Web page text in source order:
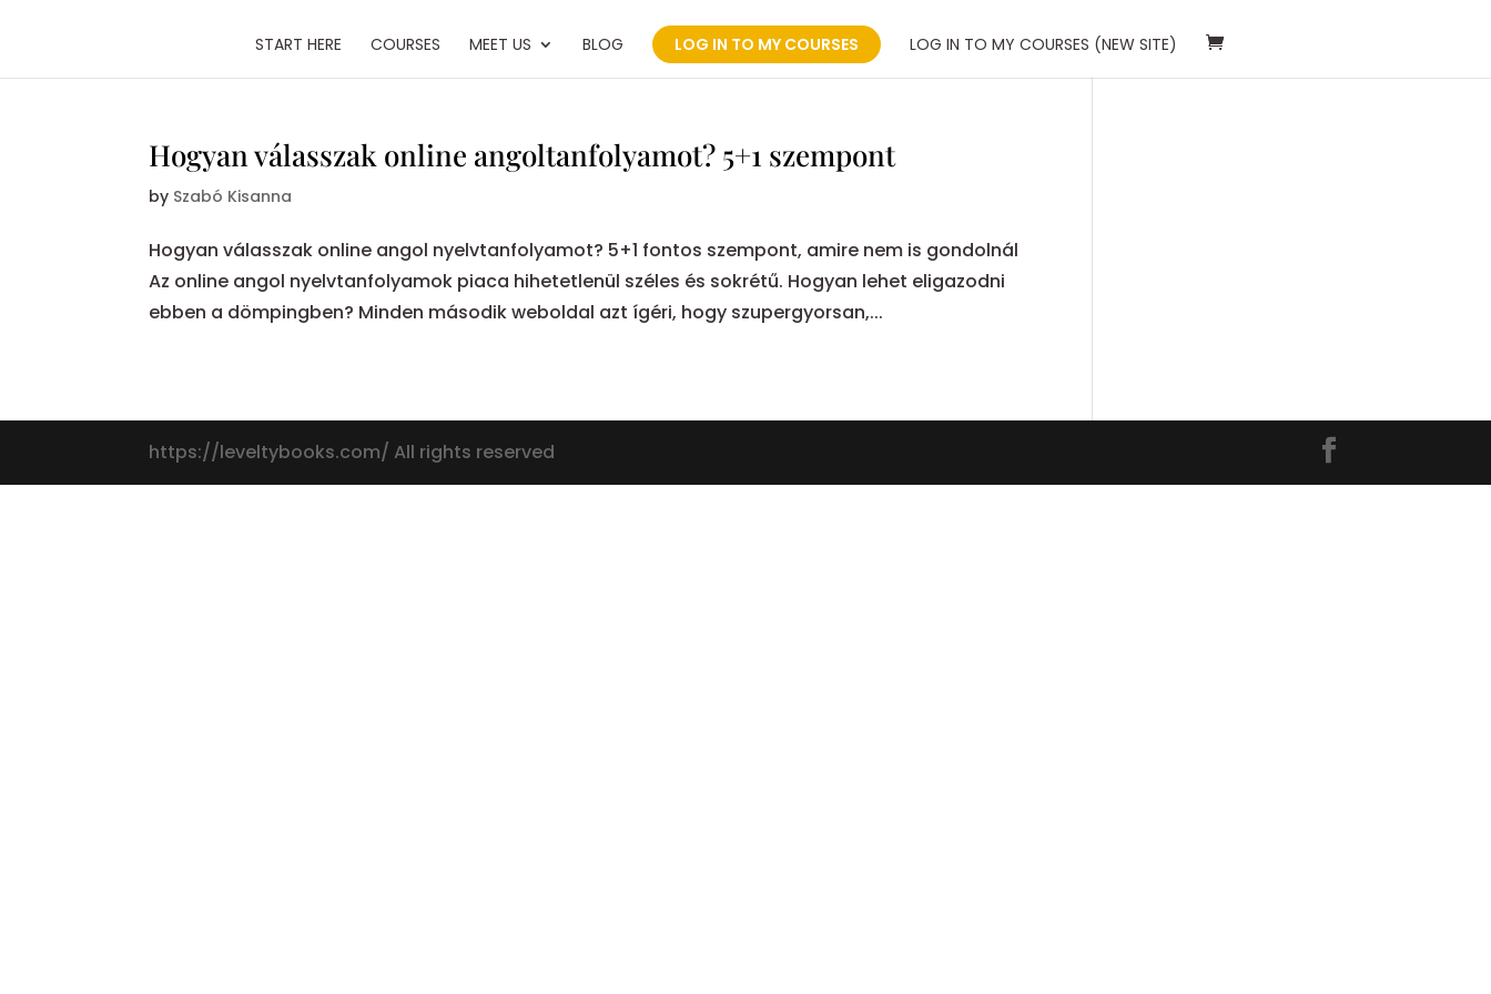
START HERE COURSES MEET US BLOG LOG IN TO MY COURSES LOG IN TO MY COURSES (NEW SITE)
Hogyan válasszak online angoltanfolyamot? 5+1 szempont
by Szabó Kisanna
Hogyan válasszak online angol nyelvtanfolyamot? 5+1 fontos szempont, amire nem is gondolnál
Az online angol nyelvtanfolyamok piaca hihetetlenül széles és sokrétű. Hogyan lehet eligazodni
ebben a dömpingben? Minden második weboldal azt ígéri, hogy szupergyorsan,...
https://leveltybooks.com/ All rights reserved